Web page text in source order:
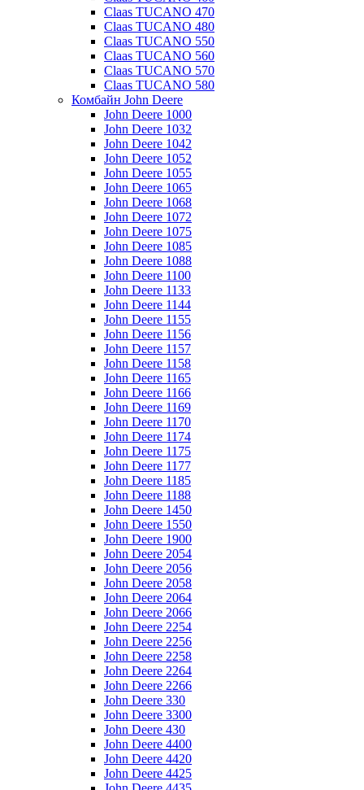
Claas TUCANO 470
Claas TUCANO 480
Claas TUCANO 550
Claas TUCANO 560
Claas TUCANO 570
Claas TUCANO 580
Комбайн John Deere
John Deere 1000
John Deere 1032
John Deere 1042
John Deere 1052
John Deere 1055
John Deere 1065
John Deere 1068
John Deere 1072
John Deere 1075
John Deere 1085
John Deere 1088
John Deere 1100
John Deere 1133
John Deere 1144
John Deere 1155
John Deere 1156
John Deere 1157
John Deere 1158
John Deere 1165
John Deere 1166
John Deere 1169
John Deere 1170
John Deere 1174
John Deere 1175
John Deere 1177
John Deere 1185
John Deere 1188
John Deere 1450
John Deere 1550
John Deere 1900
John Deere 2054
John Deere 2056
John Deere 2058
John Deere 2064
John Deere 2066
John Deere 2254
John Deere 2256
John Deere 2258
John Deere 2264
John Deere 2266
John Deere 330
John Deere 3300
John Deere 430
John Deere 4400
John Deere 4420
John Deere 4425